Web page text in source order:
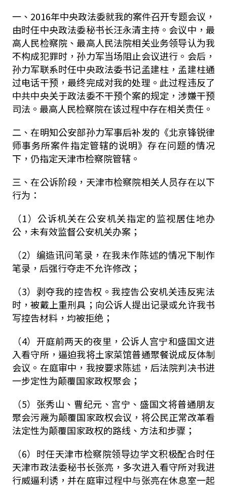
一、2016年中央政法委就我的案件召开专题会议，
由时任中央政法委秘书长汪永清主持。会议中，最
高人民检察院、最高人民法院相关业务领导认为我
不构成犯罪时，孙力军当场阻止会议进行。会后，
孙力军联系时任中央政法委书记孟建柱，孟建柱通
过电话干预，最终完成对我的处理。此过程违反了
中共中央关于政法委不干预个案的规定，涉嫌干预
司法。最高人民检察院在该过程中存在相关责任。
二、在明知公安部孙力军事后补发的《北京锋锐律
师事务所案件指定管辖的说明》存在问题的情况
下，仍指定天津市检察院管辖。
三、在公诉阶段，天津市检察院相关人员存在以下
行为：
（1）公诉机关在公安机关指定的监视居住地办
公，未有效监督公安机关办案；
（2）编造讯问笔录，在我未作陈述的情况下制作
笔录，后强行夺走不允许修改；
（3）剥夺我的控告权。我控告公安机关违反宪法
时，被戴上重刑具；向公诉人提出记录或允许我书
写控告材料，均被拒绝；
（4）开庭前两天的夜里，公诉人宫宁和盛国文进
入看守所，逼迫我将土家菜馆普通聚餐说成反体制
会议。在庭审中，我按要求陈述，后法院判决书进
一步定性为颠覆国家政权聚会；
（5）张秀山、曹纪元、宫宁、盛国文将普通朋友
聚会污蔑为颠覆国家政权会议，将公民正常改革看
法定性为颠覆国家政权的路线、方法和步骤；
（6）时任天津市检察院领导边学文积极配合时任
天津市政法委秘书长张亮，多次进入看守所对我进
行威逼利诱，并在庭审过程中与张亮在休息室一起